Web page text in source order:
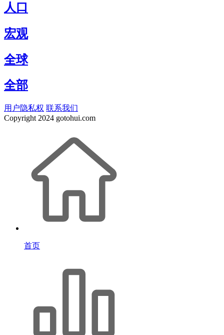
人口
宏观
全球
全部
用户隐私权 联系我们
Copyright 2024 gotohui.com
首页